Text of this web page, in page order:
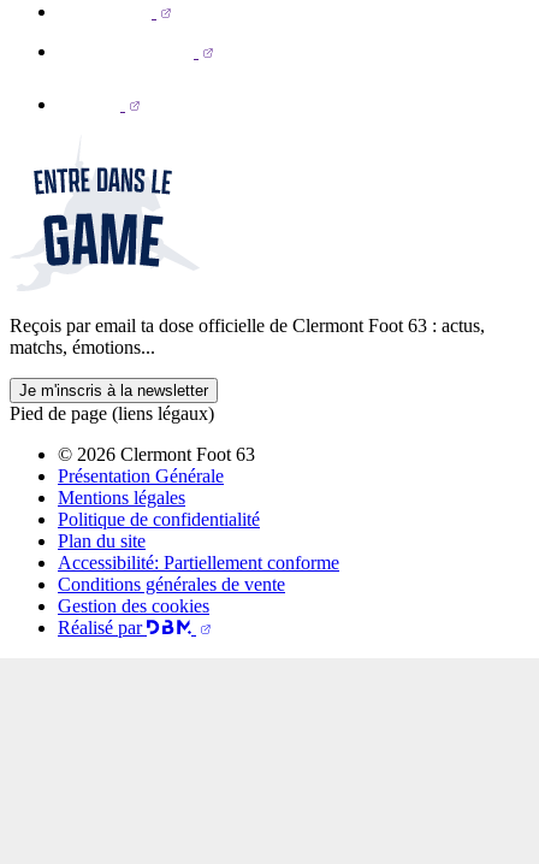
Reçois par email ta dose officielle de Clermont Foot 63 : actus,
matchs, émotions...
Je m'inscris à la newsletter
Pied de page (liens légaux)
© 2026 Clermont Foot 63
Présentation Générale
Mentions légales
Politique de confidentialité
Plan du site
Accessibilité: Partiellement conforme
Conditions générales de vente
Gestion des cookies
Réalisé par